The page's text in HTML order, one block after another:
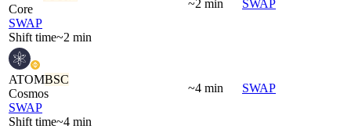
Core
SWAP
Shift time~2 min
~2 min SWAP
ATOMBSC
Cosmos
SWAP
Shift time~4 min
~4 min SWAP